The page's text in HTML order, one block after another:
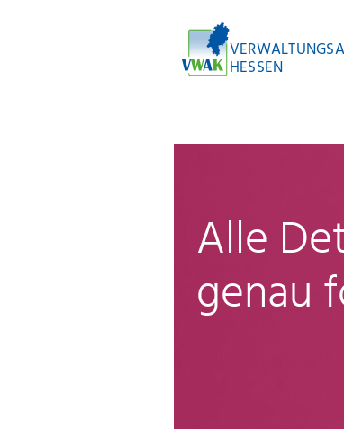
HESSEN
Alle
genau